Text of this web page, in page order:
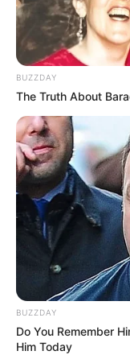
BUZZDAY
The Truth About
BUZZDAY
Do You Remember
Him Today